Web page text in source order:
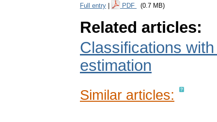
Full entry PDF (0.7 MB)
Related articles:
Classifications
estimation
Similar articles: